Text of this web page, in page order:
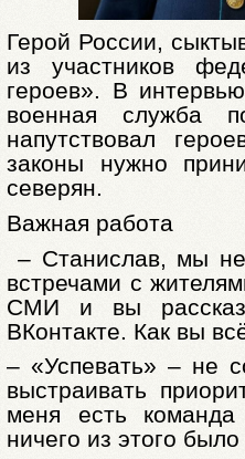
Герой России,
из участников
героев». В
военная служба
напутствовал
законы нужно
северян.
Важная работа
– Станислав, мы
встречами с
СМИ и вы
ВКонтакте. Как вы
– «Успевать» – не
выстраивать
меня есть
ничего из этого